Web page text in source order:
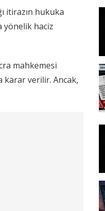
itirazın hukuka
yönelik haciz
mahkemesi
karar verilir. Ancak,